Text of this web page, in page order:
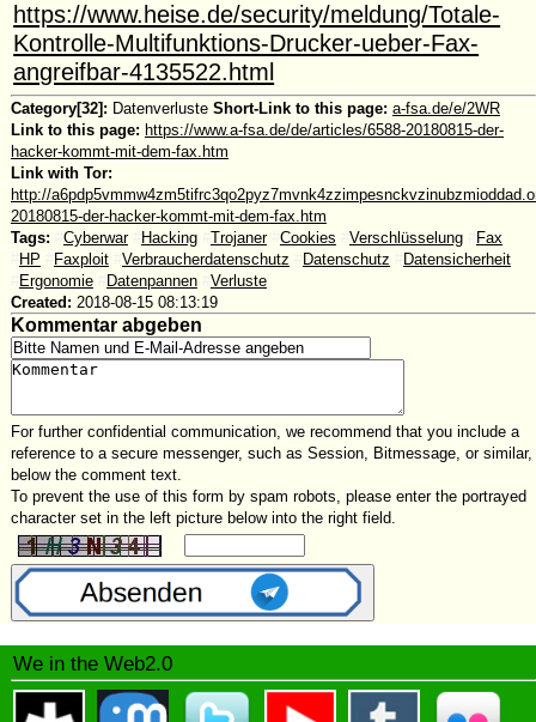
https://www.heise.de/security/meldung/Totale-
Kontrolle-Multifunktions-Drucker-ueber-Fax-
angreifbar-4135522.html
Category[32]: Datenverluste Short-Link to this page: a-fsa.de/e/2WR
Link to this page: https://www.a-fsa.de/de/articles/6588-20180815-der-
hacker-kommt-mit-dem-fax.htm
Link with Tor:
http://
20180815-der-hacker-kommt-mit-dem-fax.htm
Tags:
Cyberwar Hacking Trojaner Cookies Verschlüsselung
Fax
HP Faxploit Verbraucherdatenschutz Datenschutz
Datensicherheit
Ergonomie Datenpannen
Verluste
Created: 2018-08-15 08:13:19
Kommentar abgeben
For further confidential communication, we recommend that you include a
reference to a secure messenger, such as Session, Bitmessage, or similar,
below the comment text.
To prevent the use of this form by spam robots, please enter the portrayed
character set in the left picture below into the right field.
We in the Web2.0